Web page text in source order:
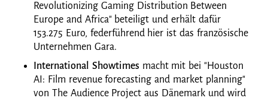
Revolutionizing Gaming Distribution Between
Europe and Africa" beteiligt und erhält dafür
153.275 Euro, federführend hier ist das französische
Unternehmen Gara.
International Showtimes macht mit bei "Houston
AI: Film revenue forecasting and market planning"
von The Audience Project aus Dänemark und wird